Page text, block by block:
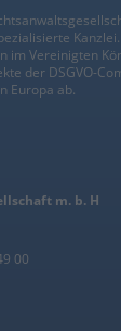
im Vereinigten
der DSGVO-
Europa ab.
m. b. H
00